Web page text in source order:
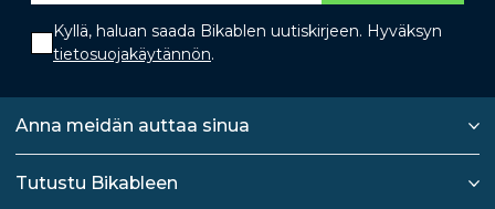
Kyllä, haluan saada Bikablen uutiskirjeen. Hyväksyn
tietosuojakäytännön.
Anna meidän auttaa sinua
Tutustu Bikableen